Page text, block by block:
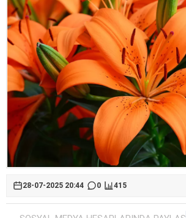
28-07-2025 20:44 0 415